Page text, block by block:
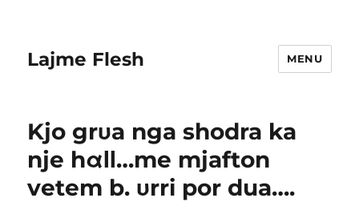
Lajme Flesh MENU
Kjo grυa nga shodra ka
nje hαΙΙ…me mjafton
vetem b. υrri por dua….